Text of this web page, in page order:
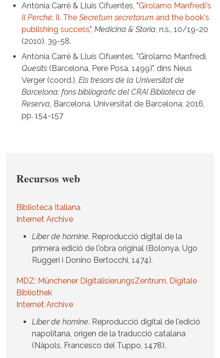
Antònia Carré & Lluís Cifuentes, "Girolamo Manfredi's
Il Perché: II. The Secretum secretorum and the book's
publishing success", Medicina & Storia, n.s., 10/19-20
(2010), 39-58.
Antònia Carré & Lluís Cifuentes, "Girolamo Manfredi,
Quesits (Barcelona, Pere Posa, 1499)", dins Neus
Verger (coord.), Els tresors de la Universitat de
Barcelona: fons bibliogràfic del CRAI Biblioteca de
Reserva, Barcelona, Universitat de Barcelona, 2016,
pp. 154-157
Recursos web
Biblioteca Italiana
Internet Archive
Liber de homine. Reproducció digital de la
primera edició de l'obra original (Bolonya, Ugo
Ruggeri i Donino Bertocchi, 1474).
MDZ: Münchener DigitalisierungsZentrum, Digitale
Bibliothek
Internet Archive
Liber de homine. Reproducció digital de l'edició
napolitana, origen de la traducció catalana
(Nàpols, Francesco del Tuppo, 1478).